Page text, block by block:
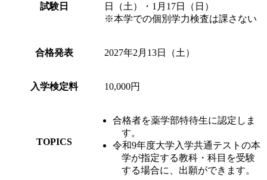
試験日
日（土）・1月17日（日）
※本学での個別学力検査は課さない
合格発表 2027年2月13日（土）
入学検定料 10,000円
TOPICS
合格者を薬学部特待生に認定しま
す。
令和9年度大学入学共通テストの本
学が指定する教科・科目を受験
する場合に、出願ができます。